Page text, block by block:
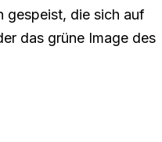
gespeist, die sich auf
das grüne Image des